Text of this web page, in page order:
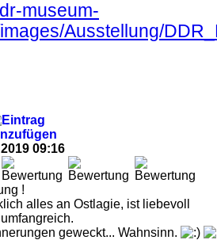
museum-
Ausstellung/
09:16
!
alles an Ostlagie, ist liebevoll
geweckt... Wahnsinn.